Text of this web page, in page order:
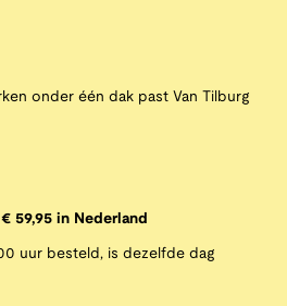
onder één dak past Van Tilburg
59,95 in Nederland
uur besteld, is dezelfde dag